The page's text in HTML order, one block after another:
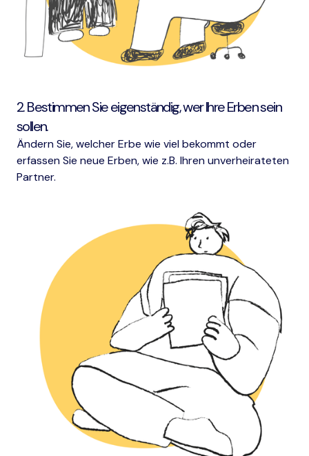
2. Bestimmen Sie eigenständig, wer Ihre Erben sein
sollen.
Ändern Sie, welcher Erbe wie viel bekommt oder
erfassen Sie neue Erben, wie z.B. Ihren unverheirateten
Partner.